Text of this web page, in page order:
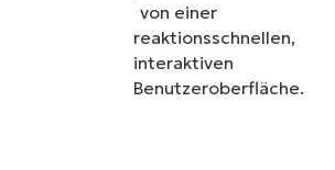
von einer
reaktionsschnellen,
interaktiven
Benutzeroberfläche.